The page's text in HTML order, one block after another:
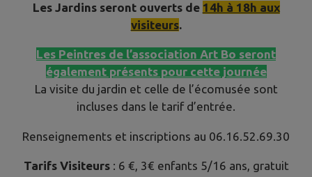
Les Jardins seront ouverts de 14h à 18h aux
visiteurs.
Les Peintres de l’association Art Bo seront
également présents pour cette journée
La visite du jardin et celle de l’écomusée sont
incluses dans le tarif d’entrée.
Renseignements et inscriptions au 06.16.52.69.30
Tarifs Visiteurs: 6 €, 3€ enfants 5/16 ans, gratuit